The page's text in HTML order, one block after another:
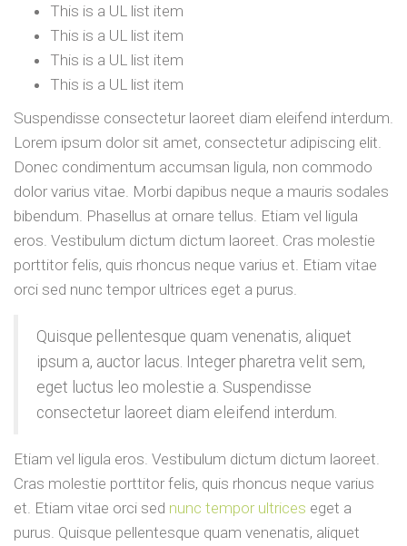
This is a UL list item
This is a UL list item
This is a UL list item
This is a UL list item
Suspendisse consectetur laoreet diam eleifend interdum.
Lorem ipsum dolor sit amet, consectetur adipiscing elit.
Donec condimentum accumsan ligula, non commodo
dolor varius vitae. Morbi dapibus neque a mauris sodales
bibendum. Phasellus at ornare tellus. Etiam vel ligula
eros. Vestibulum dictum dictum laoreet. Cras molestie
porttitor felis, quis rhoncus neque varius et. Etiam vitae
orci sed nunc tempor ultrices eget a purus.
Quisque pellentesque quam venenatis, aliquet
ipsum a, auctor lacus. Integer pharetra velit sem,
eget luctus leo molestie a. Suspendisse
consectetur laoreet diam eleifend interdum.
Etiam vel ligula eros. Vestibulum dictum dictum laoreet.
Cras molestie porttitor felis, quis rhoncus neque varius
et. Etiam vitae orci sed nunc tempor ultrices eget a
purus. Quisque pellentesque quam venenatis, aliquet